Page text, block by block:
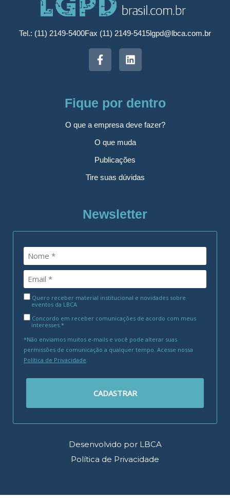
Tel.: (11) 2149-5400Fax (11) 2149-5415lgpd@lbca.com.br
Fique por dentro
O que a empresa deve fazer?
O que muda
Publicações
Tire suas dúvidas
Newsletter
Quero receber material institucional e novidades sobre
eventos da LBCA
Concordo em receber comunicações de acordo com meus
interesses.*
*Não enviamos muitos e-mails e você pode alterar suas
permissões de comunicação a qualquer tempo. Acesse nossa
Política de Privacidade.
CADASTRAR
Desenvolvido por LBCA
Política de Privacidade